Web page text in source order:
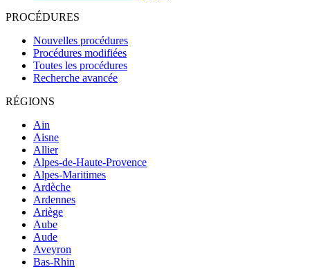
PROCÉDURES
Nouvelles procédures
Procédures modifiées
Toutes les procédures
Recherche avancée
RÉGIONS
Ain
Aisne
Allier
Alpes-de-Haute-Provence
Alpes-Maritimes
Ardèche
Ardennes
Ariège
Aube
Aude
Aveyron
Bas-Rhin